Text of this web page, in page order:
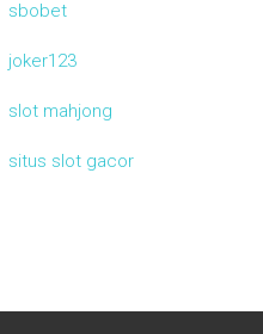
sbobet
joker123
slot mahjong
situs slot gacor